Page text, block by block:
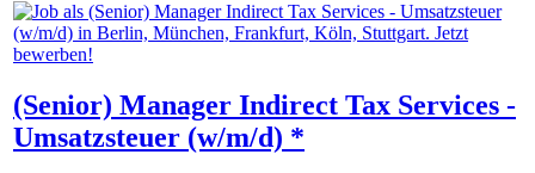
(Senior) Manager Indirect Tax Services -
Umsatzsteuer (w/m/d) *